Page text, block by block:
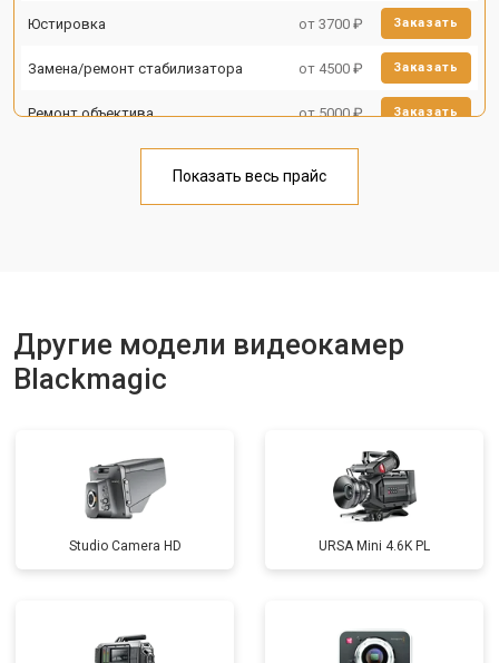
Юстировка от 3700 ₽ Заказать
Замена/ремонт стабилизатора от 4500 ₽ Заказать
Ремонт объектива от 5000 ₽ Заказать
Показать весь прайс
Другие модели видеокамер
Blackmagic
Studio Camera HD URSA Mini 4.6K PL